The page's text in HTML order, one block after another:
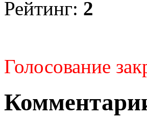
Рейтинг: 2
Голосование